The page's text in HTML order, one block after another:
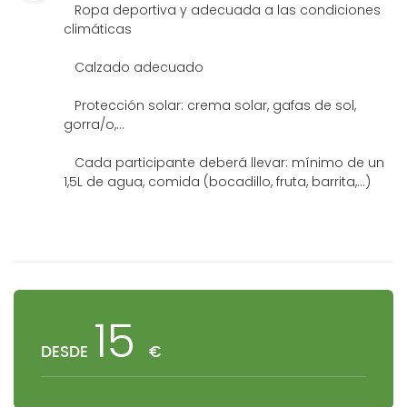
Ropa deportiva y adecuada a las condiciones
climáticas
Calzado adecuado
Protección solar: crema solar, gafas de sol,
gorra/o,...
Cada participante deberá llevar: mínimo de un
1,5L de agua, comida (bocadillo, fruta, barrita,...)
DESDE 15 €